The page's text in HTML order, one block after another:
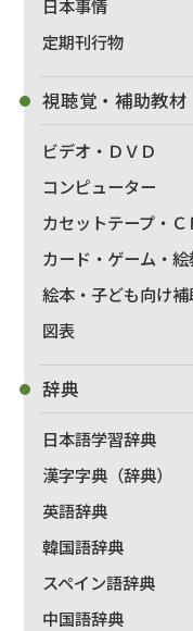
出版社名で絞り
著者名で絞り込
日本事情
定期刊行物
視聴覚・補助教材
ビデオ・ＤＶＤ
コンピューター
カセットテープ・Ｃ
カード・ゲーム・
絵本・子ども向け補
図表
辞典
日本語学習辞典
漢字字典（辞典）
英語辞典
韓国語辞典
スペイン語辞典
中国語辞典